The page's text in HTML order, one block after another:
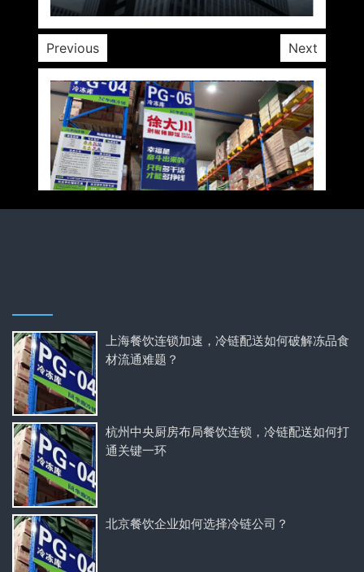
Previous Next
上海餐饮连锁加速，冷链配送如何破解冻品食
材流通难题？
杭州中央厨房布局餐饮连锁，冷链配送如何打
通关键一环
北京餐饮企业如何选择冷链公司？